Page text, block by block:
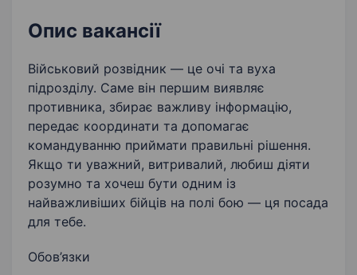
Бажання вчитися і розвиватися
Опис вакансії
Військовий розвідник — це очі та вуха
підрозділу. Саме він першим виявляє
противника, збирає важливу інформацію,
передає координати та допомагає
командуванню приймати правильні рішення.
Якщо ти уважний, витривалий, любиш діяти
розумно та хочеш бути одним із
найважливіших бійців на полі бою — ця посада
для тебе.
Обов’язки